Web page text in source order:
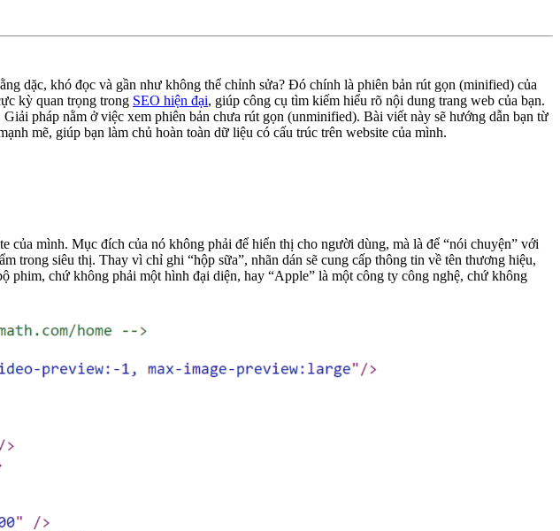
dặc, khó đọc và gần như không thể chỉnh sửa? Đó chính là phiên bản rút gọn (minified) của
kỳ quan trọng trong SEO hiện đại, giúp công cụ tìm kiếm hiểu rõ nội dung trang web của bạn.
pháp nằm ở việc xem phiên bản chưa rút gọn (unminified). Bài viết này sẽ hướng dẫn bạn từ
mẽ, giúp bạn làm chủ hoàn toàn dữ liệu có cấu trúc trên website của mình.
của mình. Mục đích của nó không phải để hiển thị cho người dùng, mà là để “nói chuyện” với
trong siêu thị. Thay vì chỉ ghi “hộp sữa”, nhãn dán sẽ cung cấp thông tin về tên thương hiệu,
phim, chứ không phải một hình đại diện, hay “Apple” là một công ty công nghệ, chứ không